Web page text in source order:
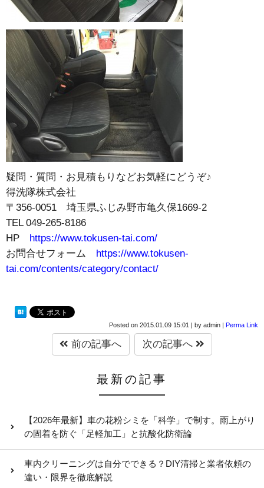
疑問・質問・お見積もりなどお気軽にどうぞ♪
得洗隊株式会社
〒356-0051 埼玉県ふじみ野市亀久保1669-2
TEL 049-265-8186
HP
https://www.tokusen-tai.com/
お問合せフォーム
https://www.tokusen-
tai.com/contents/category/contact/
Posted on 2015.01.09 15:01 by admin Perma Link
前の記事へ 次の記事へ
最新の記事
【2026年最新】車の花粉シミを「科学」で制す。雨上がり
の固着を防ぐ「足軽加工」と抗酸化防衛論
車内クリーニングは自分でできる？DIY清掃と業者依頼の
違い・限界を徹底解説